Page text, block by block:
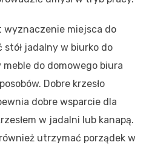
wyznaczenie miejsca do
stół jadalny w biurko do
do domowego biura
Dobre krzesło
dobre wsparcie dla
w jadalni lub kanapą.
utrzymać porządek w